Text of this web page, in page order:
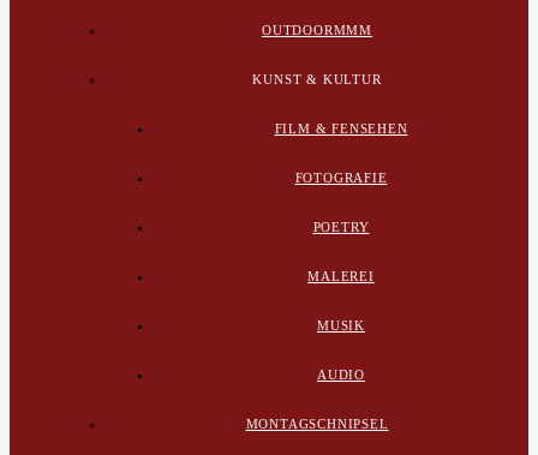
OUTDOORMMM
KUNST & KULTUR
FILM & FENSEHEN
FOTOGRAFIE
POETRY
MALEREI
MUSIK
AUDIO
MONTAGSCHNIPSEL